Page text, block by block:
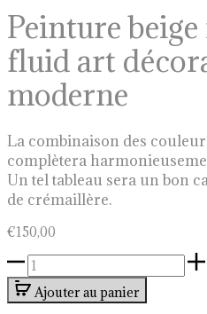
Peinture
fluid art
moderne
La combinaison des
complètera
Un tel tableau sera un bon
de crémaillère.
€150,00
quantité
de
Peinture
Ajouter au panier